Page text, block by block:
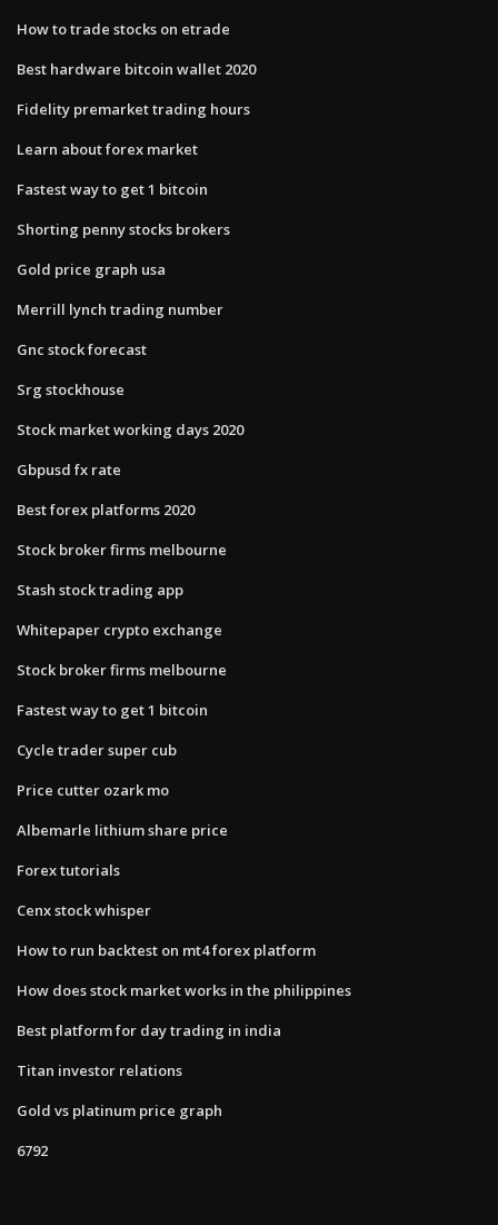
How to trade stocks on etrade
Best hardware bitcoin wallet 2020
Fidelity premarket trading hours
Learn about forex market
Fastest way to get 1 bitcoin
Shorting penny stocks brokers
Gold price graph usa
Merrill lynch trading number
Gnc stock forecast
Srg stockhouse
Stock market working days 2020
Gbpusd fx rate
Best forex platforms 2020
Stock broker firms melbourne
Stash stock trading app
Whitepaper crypto exchange
Stock broker firms melbourne
Fastest way to get 1 bitcoin
Cycle trader super cub
Price cutter ozark mo
Albemarle lithium share price
Forex tutorials
Cenx stock whisper
How to run backtest on mt4 forex platform
How does stock market works in the philippines
Best platform for day trading in india
Titan investor relations
Gold vs platinum price graph
6792